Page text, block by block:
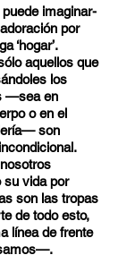
imaginar-
por
‘hogar’.
aquellos que
los
—sea en
o en el
son
su vida por
son las tropas
de todo esto,
línea de frente